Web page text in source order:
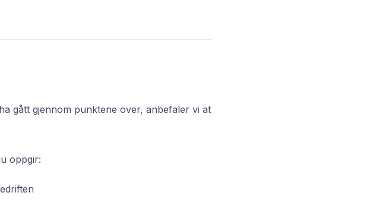
gått gjennom punktene over, anbefaler vi at
oppgir: